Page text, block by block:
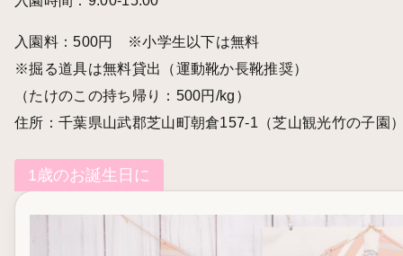
入園料：500円 ※小学生以下は無料
※掘る道具は無料貸出（運動靴か長靴推奨）
（たけのこの持ち帰り：500円/kg）
住所：千葉県山武郡芝山町朝倉157-1（芝山観光竹の子園
1歳のお誕生日に